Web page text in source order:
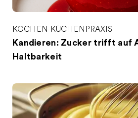
KOCHEN KÜCHENPRAXIS
Kandieren: Zucker trifft auf
Haltbarkeit